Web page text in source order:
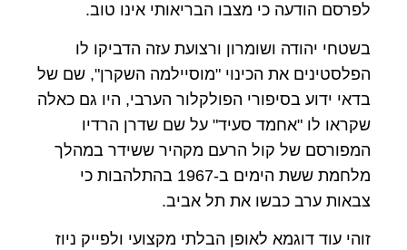
לפרסם הודעה כי מצבו הבריאותי אינו טוב.
בשטחי יהודה ושומרון ורצועת עזה הדביקו לו
הפלסטינים את הכינוי "מוסיילמה השקרן", שם של
בדאי ידוע בסיפורי הפולקלור הערבי, היו גם כאלה
שקראו לו "אחמד סעיד" על שם שדרן הרדיו
המפורסם של קול הרעם מקהיר ששידר במהלך
מלחמת ששת הימים ב-1967 בהתלהבות כי
צבאות ערב כבשו את תל אביב.
זוהי עוד דוגמא לאופן הבלתי מקצועי ולפייק ניוז